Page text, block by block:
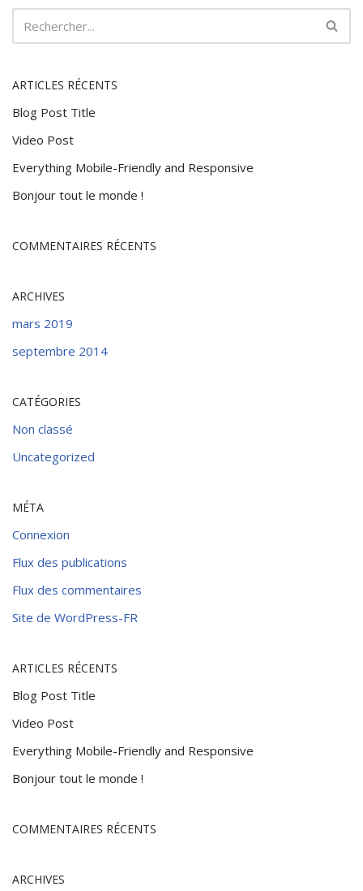
ARTICLES RÉCENTS
Blog Post Title
Video Post
Everything Mobile-Friendly and Responsive
Bonjour tout le monde !
COMMENTAIRES RÉCENTS
ARCHIVES
mars 2019
septembre 2014
CATÉGORIES
Non classé
Uncategorized
MÉTA
Connexion
Flux des publications
Flux des commentaires
Site de WordPress-FR
ARTICLES RÉCENTS
Blog Post Title
Video Post
Everything Mobile-Friendly and Responsive
Bonjour tout le monde !
COMMENTAIRES RÉCENTS
ARCHIVES